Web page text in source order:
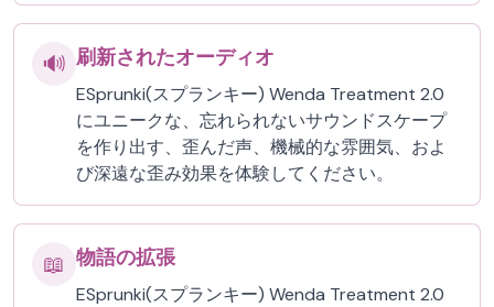
🔊 刷新されたオーディオ
ESprunki(スプランキー) Wenda Treatment 2.0
にユニークな、忘れられないサウンドスケープ
を作り出す、歪んだ声、機械的な雰囲気、およ
び深遠な歪み効果を体験してください。
📖 物語の拡張
ESprunki(スプランキー) Wenda Treatment 2.0